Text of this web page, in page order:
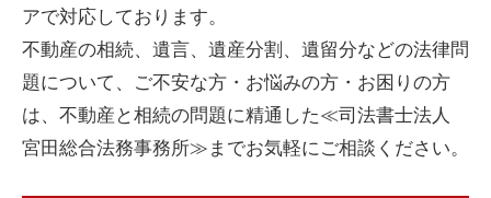
アで対応しております。
不動産の相続、遺言、遺産分割、遺留分などの法律問
題について、ご不安な方・お悩みの方・お困りの方
は、不動産と相続の問題に精通した≪司法書士法人
宮田総合法務事務所≫までお気軽にご相談ください。